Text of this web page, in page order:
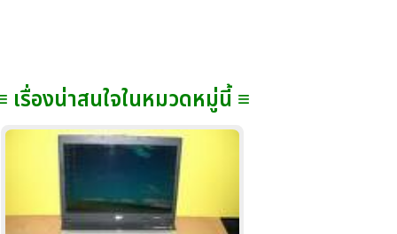
เรื่องน่าสนใจในหมวดหมู่นี้ ≡